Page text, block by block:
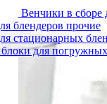
Венчики в сборе
блендеров прочие
стационарных
для погружных